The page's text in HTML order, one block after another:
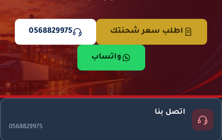
اطلب سعر شحنتك 0568829975
واتساب
اتصل بنا
0568829975